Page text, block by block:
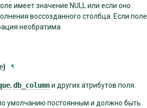
имеет значение NULL или если оно
воссозданного столбца. Если поле
необратима.
) ¶
, db_columnи других атрибутов поля.
умолчанию постоянным и должно быть